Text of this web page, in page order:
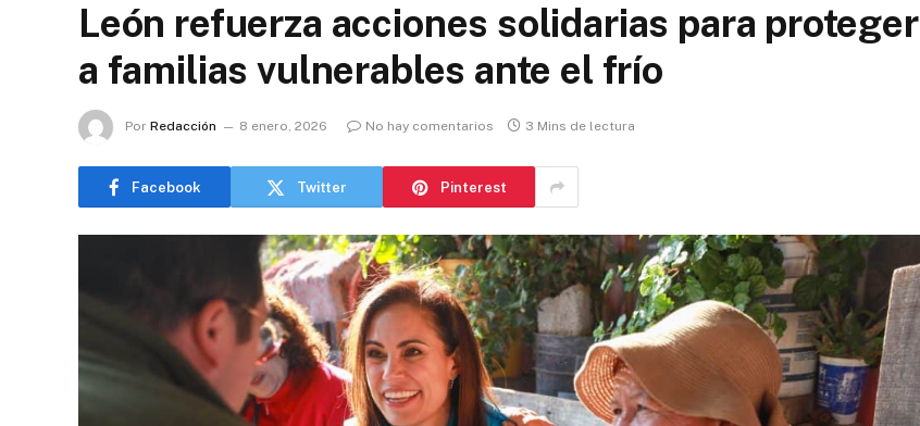
León refuerza acciones solidarias para proteger
a familias vulnerables ante el frío
Por Redacción 8 enero, 2026 No hay comentarios 3 Mins de lectura
Facebook Twitter Pinterest